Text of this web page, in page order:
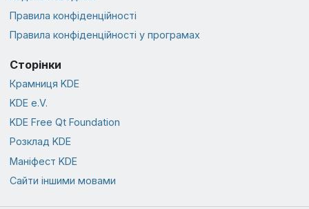
Правила конфіденційності
Правила конфіденційності у програмах
Сторінки
Крамниця KDE
KDE e.V.
KDE Free Qt Foundation
Розклад KDE
Маніфест KDE
Сайти іншими мовами